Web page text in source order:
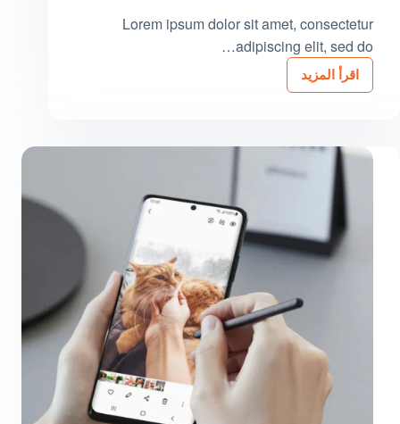
Lorem ipsum dolor sit amet, consectetur
adipiscing elit, sed do…
اقرأ المزيد
Tristique
Purus
Gravida